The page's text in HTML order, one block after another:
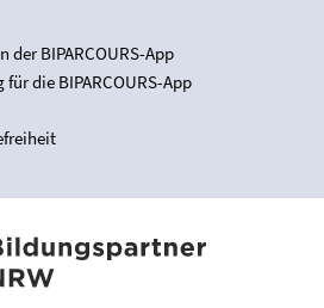
BIPARCOURS-App
die BIPARCOURS-App